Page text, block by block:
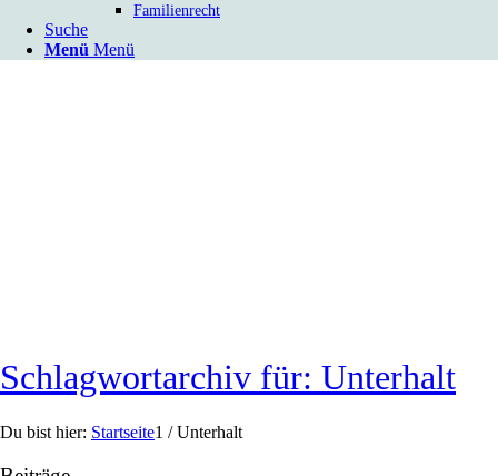
Familienrecht
Suche
Menü Menü
Schlagwortarchiv für: Unterhalt
Du bist hier: Startseite1 / Unterhalt